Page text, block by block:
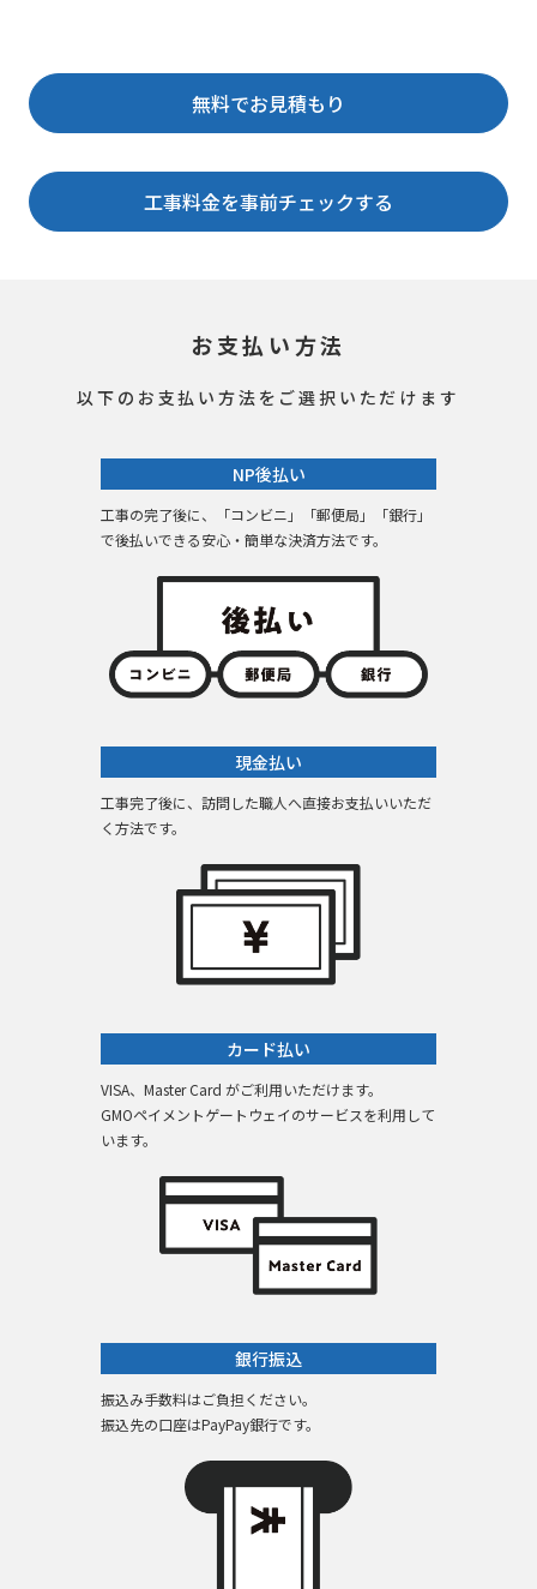
無料でお見積もり
工事料金を事前チェックする
お支払い方法
以下のお支払い方法をご選択いただけます
NP後払い
工事の完了後に、「コンビニ」「郵便局」「銀行」
で後払いできる安心・簡単な決済方法です。
現金払い
工事完了後に、訪問した職人へ直接お支払いいただ
く方法です。
カード払い
VISA、Master Card がご利用いただけます。
GMOペイメントゲートウェイのサービスを利用して
います。
銀行振込
振込み手数料はご負担ください。
振込先の口座はPayPay銀行です。